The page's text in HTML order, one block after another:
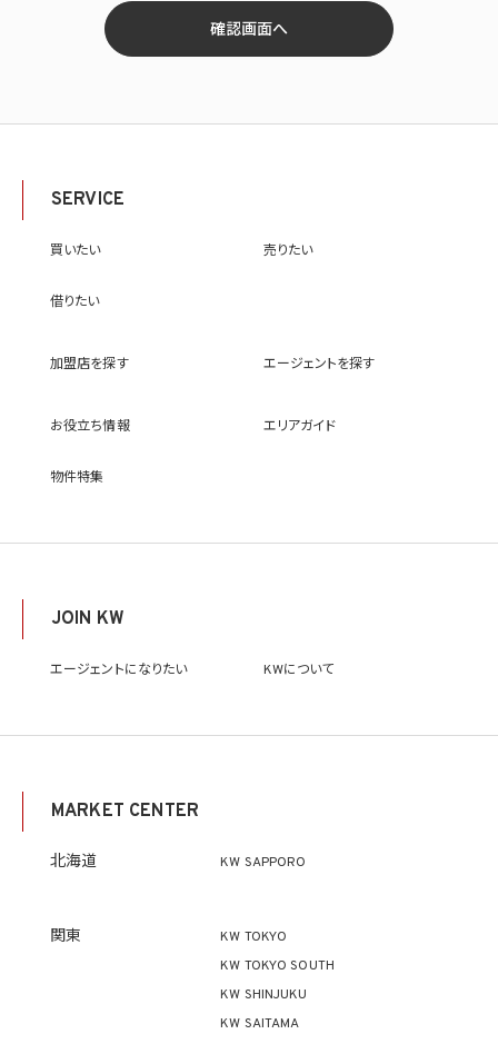
(3) 当社の商品、サービス等のご案内のため
(4) 当社サービスに関する当社の規約、ポリシー等（以下「規約等」といいます。）に違反す
る行為に対する対応のため
(7) ①KWブランドのライセンサー（以下「KWライセンサー」といいます。）、②KWブランド
ため。なお、KWエージェントとは、KW加盟店の業務に従事する個人を意味します。また、
(8) 当社サービスを介して販売等が行われる物件に関する情報について、当社、KWライ
(9) 雇用管理及び社内手続のため（役職員の個人情報について）、並びに人材採用活動
情報を当社又はKWライセンサーが運営するウェブサイト（当社又はKWライセンサーか
(11) 株主管理、会社法その他法令上の手続対応のため（株主、新株予約権者等の個人情
(12) 当社のサービスを通じて実施された不動産に関する取引の実績について、個人を識
別できない形式に加工した統計データを作成するため
2.2 第2.1項第7号に基づいて個人情報の提供を受けた第三者は、当社サービスに関連す
報の主体である個人（以下「本人」といいます。）が、これらの利用目的で個人情報を利用
することについて同意を撤回し又は異議を述べた場合には、当社はただちにその旨を当
ず、利用目的の達成に必要な範囲を超えて個人情報を取り扱いません。但し、次の場合は
(1) 法令に基づく場合
(2) 人の生命、身体又は財産の保護のために必要がある場合であって、本人の同意を得
て、本人の同意を得ることが困難であるとき
行することに対して協力する必要がある場合であって、本人の同意を得ることにより当該
事務の遂行に支障を及ぼすおそれがあるとき
個人データを学術研究目的で取り扱う必要があるとき（当該個人データを取り扱う目的
確認画面へ
SERVICE
買いたい 売りたい
借りたい
加盟店を探す エージェントを探す
お役立ち情報 エリアガイド
物件特集
JOIN KW
エージェントになりたい KWについて
MARKET CENTER
北海道 KW SAPPORO
関東
KW TOKYO
KW TOKYO SOUTH
KW SHINJUKU
KW SAITAMA